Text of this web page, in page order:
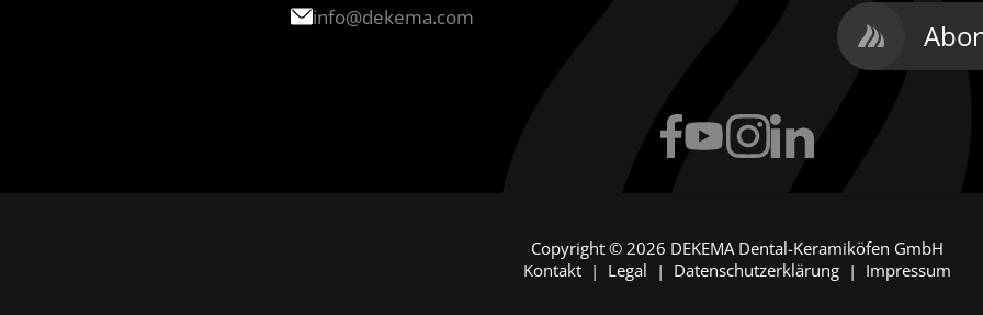
info@dekema.com
Facebook
YouTubeInstagram
LinkedIn
Copyright © 2026 DEKEMA Dental-Keramiköfen GmbH
Kontakt | Legal | Datenschutzerklärung | Impressum